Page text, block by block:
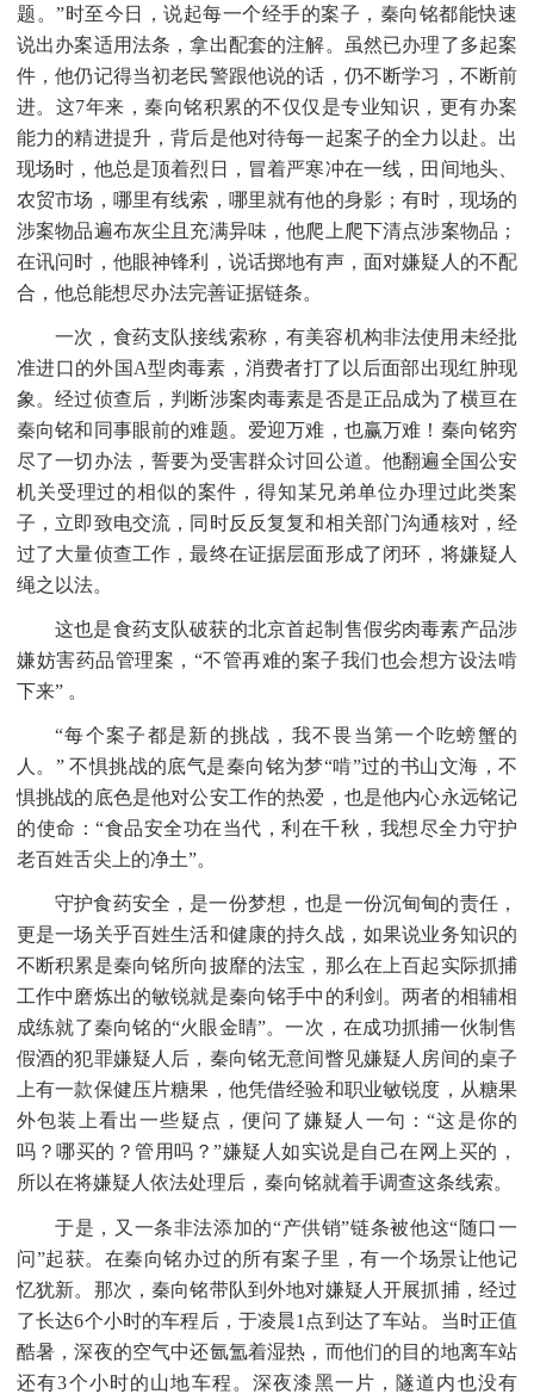
题。”时至今日，说起每一个经手的案子，秦向铭都能快速
说出办案适用法条，拿出配套的注解。虽然已办理了多起案
件，他仍记得当初老民警跟他说的话，仍不断学习，不断前
进。这7年来，秦向铭积累的不仅仅是专业知识，更有办案
能力的精进提升，背后是他对待每一起案子的全力以赴。出
现场时，他总是顶着烈日，冒着严寒冲在一线，田间地头、
农贸市场，哪里有线索，哪里就有他的身影；有时，现场的
涉案物品遍布灰尘且充满异味，他爬上爬下清点涉案物品；
在讯问时，他眼神锋利，说话掷地有声，面对嫌疑人的不配
合，他总能想尽办法完善证据链条。
一次，食药支队接线索称，有美容机构非法使用未经批
准进口的外国 A型肉毒素，消费者打了以后面部出现红肿现
象。经过侦查后，判断涉案肉毒素是否是正品成为了横亘在
秦向铭和同事眼前的难题。爱迎万难，也赢万难！秦向铭穷
尽了一切办法，誓要为受害群众讨回公道。他翻遍全国公安
机关受理过的相似的案件，得知某兄弟单位办理过此类案
子，立即致电交流，同时反反复复和相关部门沟通核对，经
过了大量侦查工作，最终在证据层面形成了闭环，将嫌疑人
绳之以法。
这也是食药支队破获的北京首起制售假劣肉毒素产品涉
嫌妨害药品管理案， “不管再难的案子我们也会想方设法啃
下来” 。
“每个案子都是新的挑战，我不畏当第一个吃螃蟹的
人。” 不惧挑战的底气是秦向铭为梦“啃”过的书山文海，不
惧挑战的底色是他对公安工作的热爱，也是他内心永远铭记
的使命：“食品安全功在当代，利在千秋，我想尽全力守护
老百姓舌尖上的净土”。
守护食药安全，是一份梦想，也是一份沉甸甸的责任，
更是一场关乎百姓生活和健康的持久战，如果说业务知识的
不断积累是秦向铭所向披靡的法宝，那么在上百起实际抓捕
工作中磨炼出的敏锐就是秦向铭手中的利剑。两者的相辅相
成练就了秦向铭的“火眼金睛”。一次，在成功抓捕一伙制售
假酒的犯罪嫌疑人后，秦向铭无意间瞥见嫌疑人房间的桌子
上有一款保健压片糖果，他凭借经验和职业敏锐度，从糖果
外包装上看出一些疑点，便问了嫌疑人一句：“这是你的
吗？哪买的？管用吗？”嫌疑人如实说是自己在网上买的，
所以在将嫌疑人依法处理后，秦向铭就着手调查这条线索。
于是，又一条非法添加的“产供销”链条被他这“随口一
问”起获。在秦向铭办过的所有案子里，有一个场景让他记
忆犹新。那次，秦向铭带队到外地对嫌疑人开展抓捕，经过
了长达6个小时的车程后，于凌晨1点到达了车站。当时正值
酷暑，深夜的空气中还氤氲着湿热，而他们的目的地离车站
还有3个小时的山地车程。深夜漆黑一片，隧道内也没有